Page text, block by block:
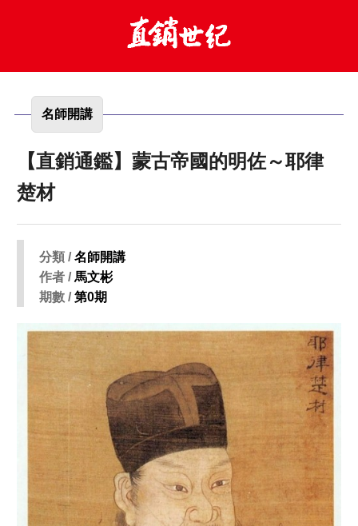
名師開講
【直銷通鑑】蒙古帝國的明佐～耶律
楚材
分類 /名師開講
作者 /馬文彬
期數 /第0期